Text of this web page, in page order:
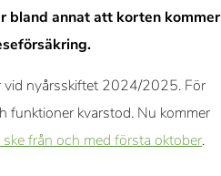
bland annat att korten kommer
vid nyårsskiftet 2024/2025. För
funktioner kvarstod. Nu kommer
från och med första oktober.